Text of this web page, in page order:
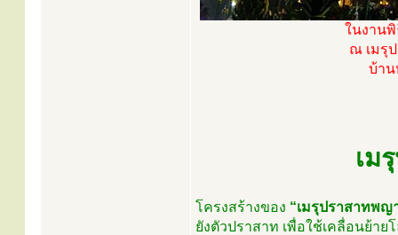
ในงาน
ณ เมรุ
บ้าน
เม
โครงสร้างของ “เมรุปราสาทพ
ยังตัวปราสาท เพื่อใช้เคลื่อนย้า